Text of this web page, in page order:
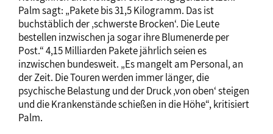
Palm sagt: „Pakete bis 31,5 Kilogramm. Das ist
buchstäblich der ‚schwerste Brocken‘. Die Leute
bestellen inzwischen ja sogar ihre Blumenerde per
Post.“ 4,15 Milliarden Pakete jährlich seien es
inzwischen bundesweit. „Es mangelt am Personal, an
der Zeit. Die Touren werden immer länger, die
psychische Belastung und der Druck ‚von oben‘ steigen
und die Krankenstände schießen in die Höhe“, kritisiert
Palm.